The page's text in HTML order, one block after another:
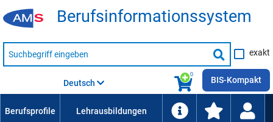
Be­rufs­in­for­ma­ti­ons­sys­tem
Suche
nach
Suche
starten
exakt
0
Deutsch BIS-Kompakt